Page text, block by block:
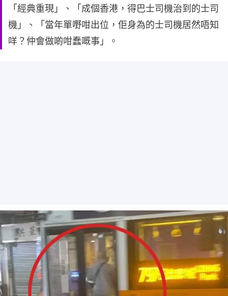
「經典重現」、「成個香港，得巴士司機治到的士司
機」、「當年單嘢咁出位，佢身為的士司機居然唔知
咩？仲會做啲咁蠢嘅事」。